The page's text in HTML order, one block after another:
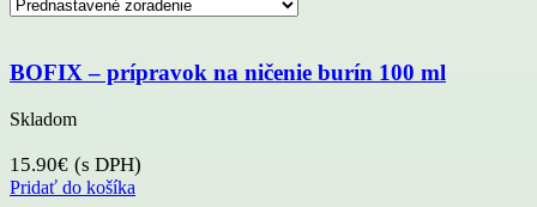
BOFIX – prípravok na ničenie burín 100 ml
Skladom
15.90€ (s DPH)
Pridať do košíka